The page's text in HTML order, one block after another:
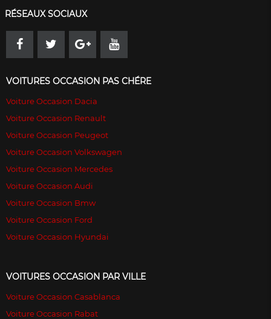
RÉSEAUX SOCIAUX
VOITURES OCCASION PAS CHÉRE
Voiture Occasion Dacia
Voiture Occasion Renault
Voiture Occasion Peugeot
Voiture Occasion Volkswagen
Voiture Occasion Mercedes
Voiture Occasion Audi
Voiture Occasion Bmw
Voiture Occasion Ford
Voiture Occasion Hyundai
VOITURES OCCASION PAR VILLE
Voiture Occasion Casablanca
Voiture Occasion Rabat